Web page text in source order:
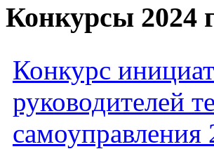
Конкурсы 2024
Конкурс
руководителей
самоуправления